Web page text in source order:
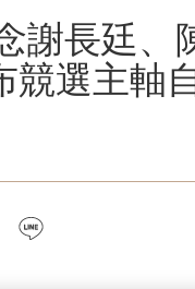
謝長廷、
選主軸
instagram